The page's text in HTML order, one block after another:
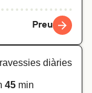
Preu
diàries
45 min